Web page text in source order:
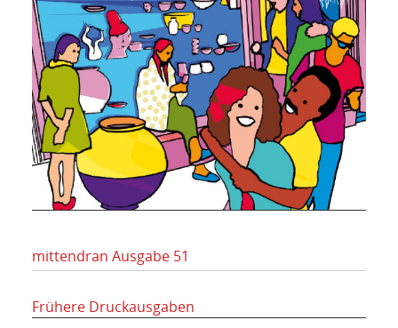
mittendran Ausgabe 51
Frühere Druckausgaben